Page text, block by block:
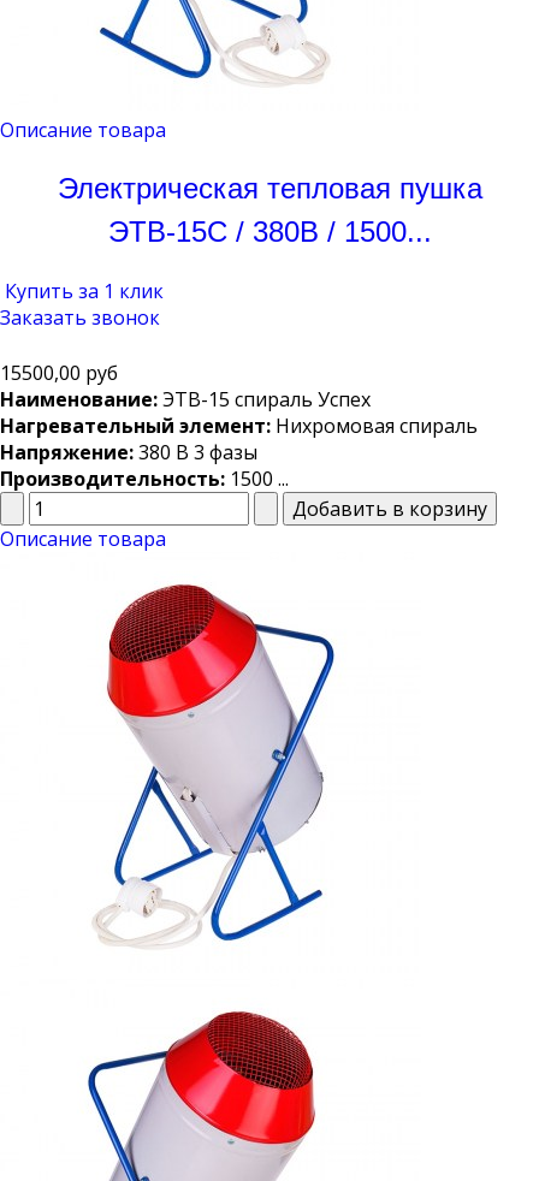
Описание товара
Электрическая тепловая пушка
ЭТВ-15С / 380В / 1500...
Купить за 1 клик
Заказать звонок
15500,00 руб
Наименование:ЭТВ-15 спираль Успех
Нагревательный элемент: Нихромовая спираль
Напряжение:380 В 3 фазы
Производительность: 1500 ...
Описание товара